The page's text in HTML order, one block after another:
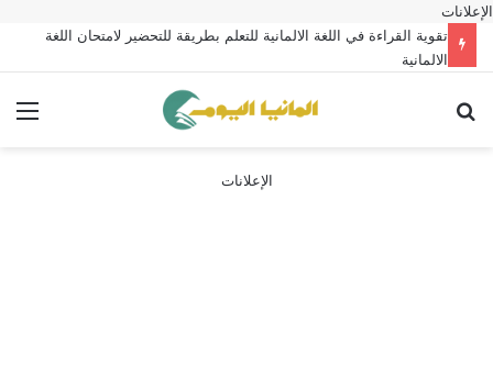
الإعلانات
تقوية القراءة في اللغة الالمانية للتعلم بطريقة للتحضير لامتحان اللغة
الالمانية
الإعلانات